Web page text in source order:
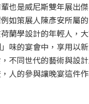
也是威尼斯雙年展出
如策展人陳彥安所屬的
蘭學設計的年輕人，
味的宴會中，享用以
不同世代的藝術與設
人的參與讓晚宴這件